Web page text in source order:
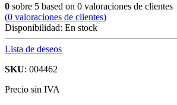
0 sobre 5 based on 0 valoraciones de clientes
(0 valoraciones de clientes)
Disponibilidad: En stock
Lista de deseos
SKU: 004462
Precio sin IVA